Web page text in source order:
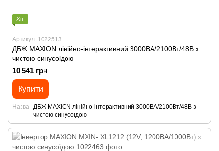
Хіт
Артикул: 1022513
ДБЖ MAXION лінійно-інтерактивний 3000ВА/2100Вт/48В з
чистою синусоідою
10 541 грн
Купити
Назва ДБЖ MAXION лінійно-інтерактивний 3000ВА/2100Вт/48В з
чистою синусоідою